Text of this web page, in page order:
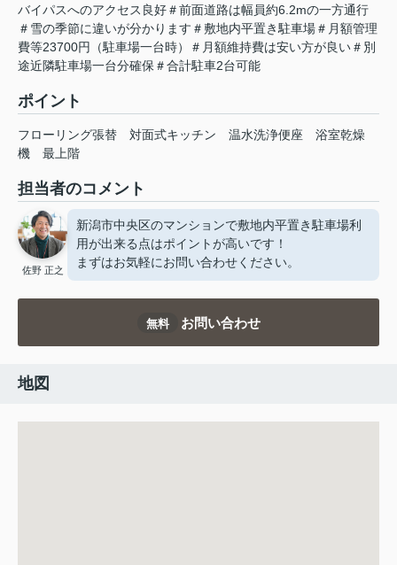
バイパスへのアクセス良好＃前面道路は幅員約6.2mの一方通行
＃雪の季節に違いが分かります＃敷地内平置き駐車場＃月額管理
費等23700円（駐車場一台時）＃月額維持費は安い方が良い＃別
途近隣駐車場一台分確保＃合計駐車2台可能
ポイント
フローリング張替 対面式キッチン 温水洗浄便座
浴室乾燥
機
最上階
担当者のコメント
佐野 正之
新潟市中央区のマンションで敷地内平置き駐車場利
用が出来る点はポイントが高いです！
まずはお気軽にお問い合わせください。
無料 お問い合わせ
地図